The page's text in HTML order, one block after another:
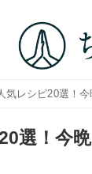
レシピ20選！今
選！今